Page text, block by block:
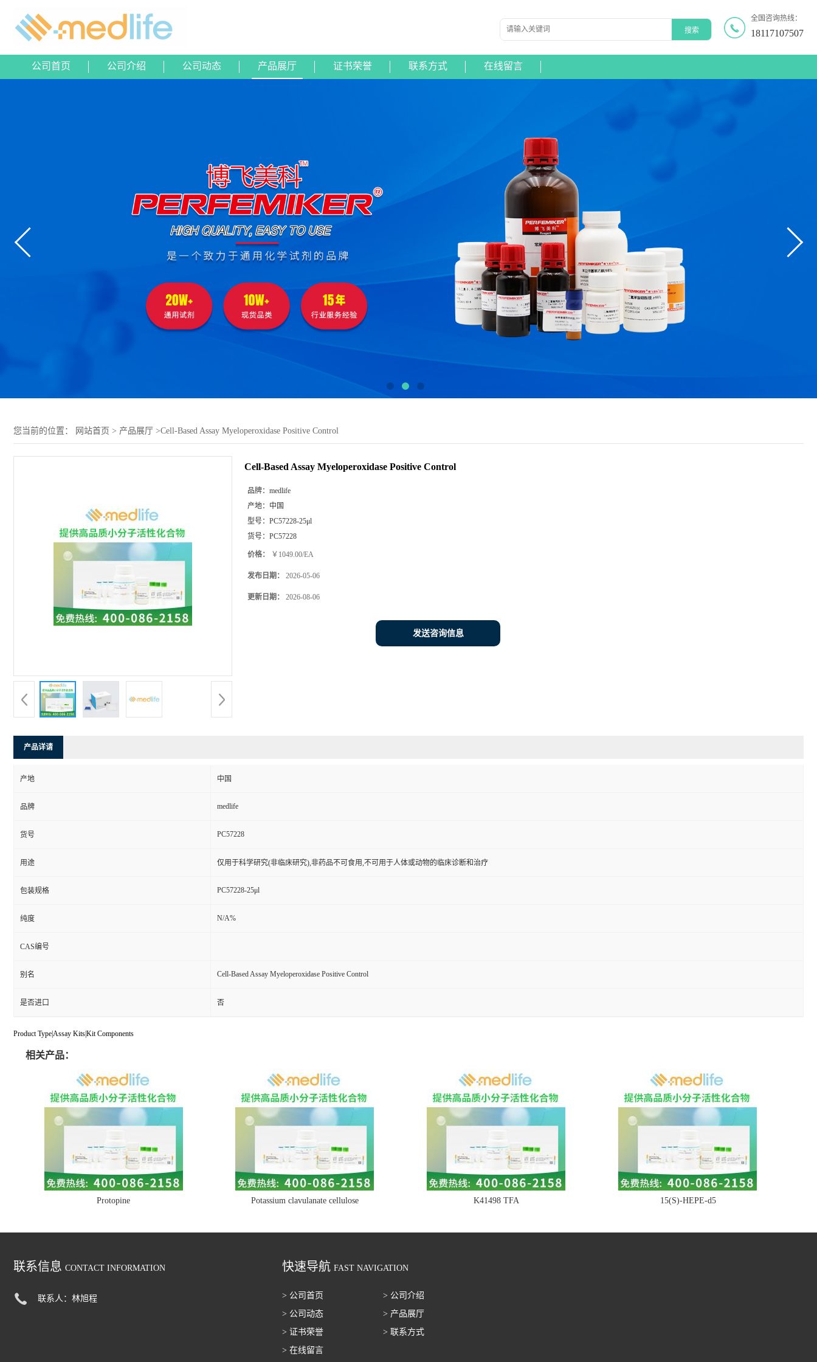
全国咨询热线：
18117107507
公司首页 公司介绍 公司动态 产品展厅 证书荣誉 联系方式 在线留言
您当前的位置： 网站首页 > 产品展厅 >Cell-Based Assay Myeloperoxidase Positive Control
Cell-Based Assay Myeloperoxidase Positive Control
品牌： medlife
产地： 中国
型号： PC57228-25μl
货号： PC57228
价格： ￥1049.00/EA
发布日期： 2026-05-06
更新日期： 2026-08-06
发送咨询信息
产品详请
产地 中国
品牌 medlife
货号 PC57228
用途 仅用于科学研究(非临床研究),非药品不可食用,不可用于人体或动物的临床诊断和治疗
包装规格 PC57228-25μl
纯度 N/A%
CAS编号
别名 Cell-Based Assay Myeloperoxidase Positive Control
是否进口 否
Product Type|Assay Kits|Kit Components
相关产品：
Protopine Potassium clavulanate cellulose K41498 TFA 15(S)-HEPE-d5
联系信息 CONTACT INFORMATION
联系人：林旭程
快速导航 FAST NAVIGATION
> 公司首页
> 公司介绍
> 公司动态
> 产品展厅
> 证书荣誉
> 联系方式
> 在线留言